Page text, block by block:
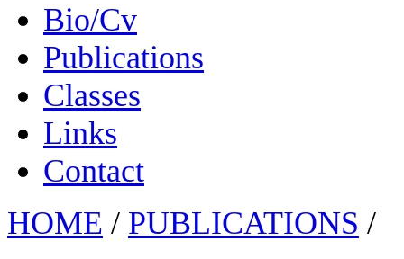
Bio/Cv
Publications
Classes
Links
Contact
HOME / PUBLICATIONS /